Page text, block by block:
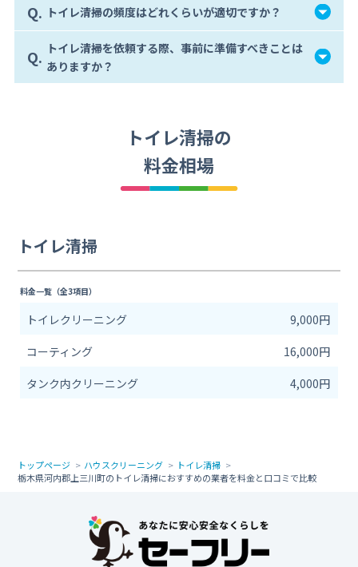
Q. トイレ清掃の頻度はどれくらいが適切ですか？
Q. トイレ清掃を依頼する際、事前に準備すべきことは
ありますか？
トイレ清掃の
料金相場
トイレ清掃
料金一覧（全3項目）
トイレクリーニング
9,000円
コーティング
16,000円
タンク内クリーニング
4,000円
トップページ ハウスクリーニング
トイレ清掃
栃木県河内郡上三川町のトイレ清掃におすすめの業者を料金と口コミで比較